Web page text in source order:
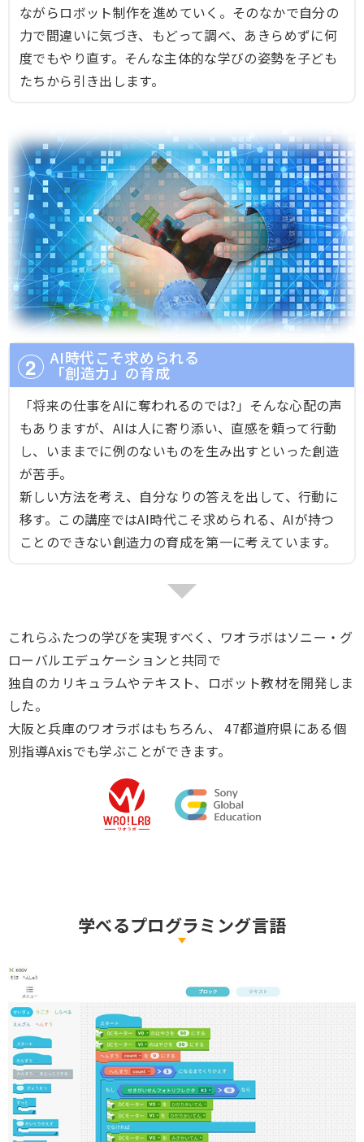
ながらロボット制作を進めていく。そのなかで自分の
力で間違いに気づき、もどって調べ、あきらめずに何
度でもやり直す。そんな主体的な学びの姿勢を子ども
たちから引き出します。
AI時代こそ求められる
「創造力」の育成
「将来の仕事をAIに奪われるのでは?」そんな心配の声
もありますが、AIは人に寄り添い、直感を頼って行動
し、いままでに例のないものを生み出すといった創造
が苦手。
新しい方法を考え、自分なりの答えを出して、行動に
移す。この講座ではAI時代こそ求められる、AIが持つ
ことのできない創造力の育成を第一に考えています。
これらふたつの学びを実現すべく、ワオラボはソニー・グ
ローバルエデュケーションと共同で
独自のカリキュラムやテキスト、ロボット教材を開発しま
した。
大阪と兵庫のワオラボはもちろん、 47都道府県にある個
別指導Axisでも学ぶことができます。
学べるプログラミング言語